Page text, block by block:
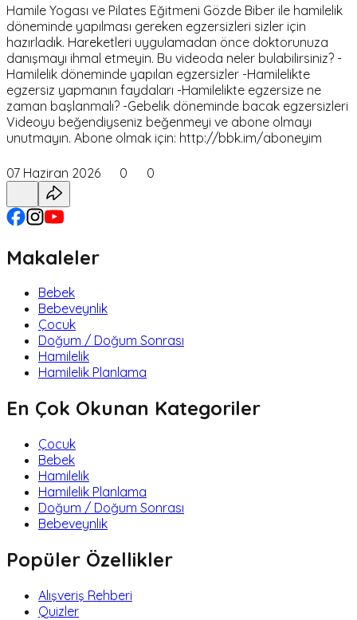
Hamile Yogası ve Pilates Eğitmeni Gözde Biber ile hamilelik
döneminde yapılması gereken egzersizleri sizler için
hazırladık. Hareketleri uygulamadan önce doktorunuza
danışmayı ihmal etmeyin. Bu videoda neler bulabilirsiniz? -
Hamilelik döneminde yapılan egzersizler -Hamilelikte
egzersiz yapmanın faydaları -Hamilelikte egzersize ne
zaman başlanmalı? -Gebelik döneminde bacak egzersizleri
Videoyu beğendiyseniz beğenmeyi ve abone olmayı
unutmayın. Abone olmak için: http://bbk.im/aboneyim
07 Haziran 2026 0 0
Makaleler
Bebek
Bebeveynlik
Çocuk
Doğum / Doğum Sonrası
Hamilelik
Hamilelik Planlama
En Çok Okunan Kategoriler
Çocuk
Bebek
Hamilelik
Hamilelik Planlama
Doğum / Doğum Sonrası
Bebeveynlik
Popüler Özellikler
Alışveriş Rehberi
Quizler